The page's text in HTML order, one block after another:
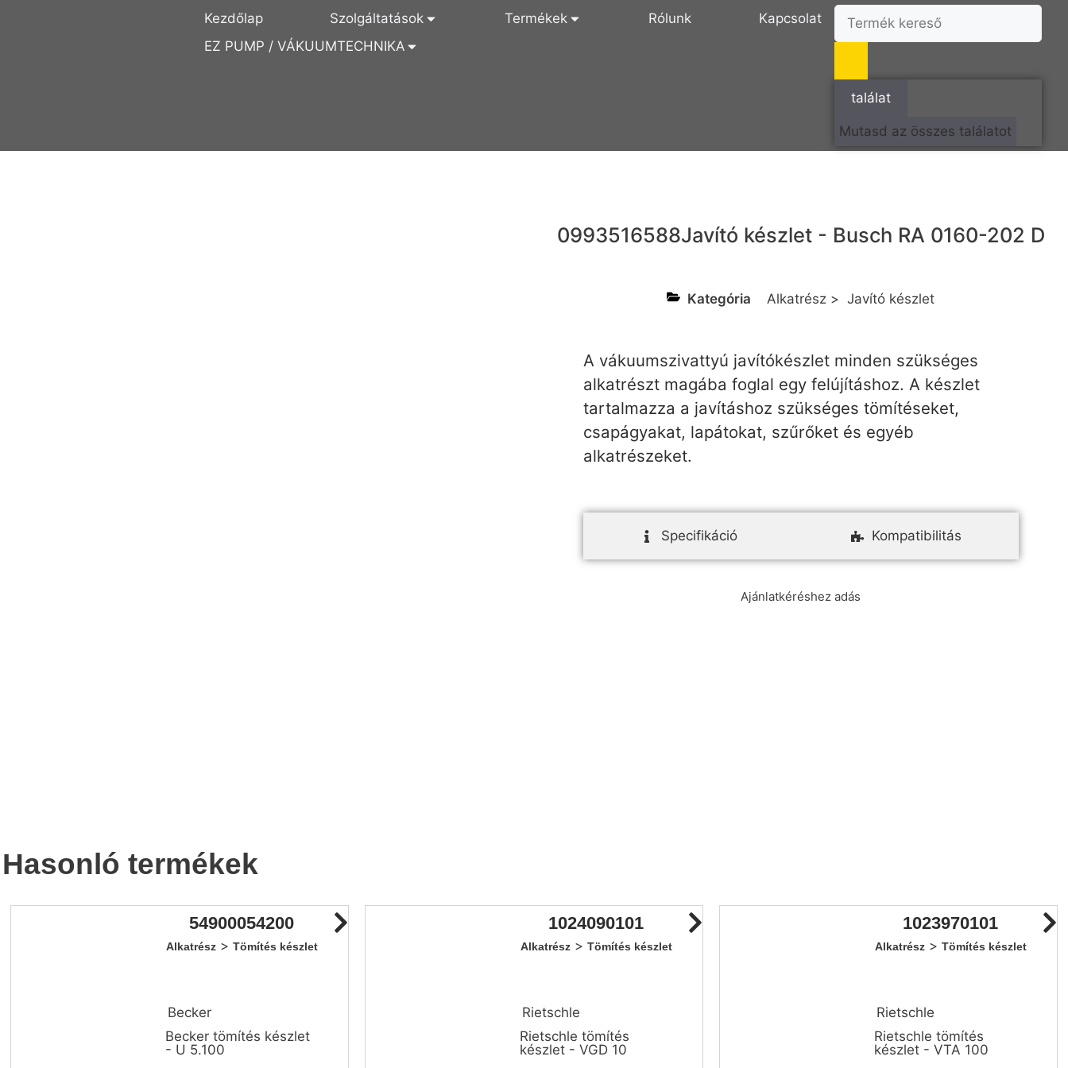
Kezdőlap Szolgáltatások Termékek Rólunk
Kapcsolat
EZ PUMP / VÁKUUMTECHNIKA
találat
Mutasd az összes találatot
0993516588Javító készlet - Busch RA 0160-202 D
Kategória Alkatrész > Javító készlet
A vákuumszivattyú javítókészlet minden szükséges
alkatrészt magába foglal egy felújításhoz. A készlet
tartalmazza a javításhoz szükséges tömítéseket,
csapágyakat, lapátokat, szűrőket és egyéb
alkatrészeket.
Specifikáció Kompatibilitás
Ajánlatkéréshez adás
Hasonló termékek
54900054200
Alkatrész> Tömítés készlet
Becker
Becker tömítés készlet
- U 5.100
1024090101
Alkatrész> Tömítés készlet
Rietschle
Rietschle tömítés
készlet - VGD 10
1023970101
Alkatrész> Tömítés készlet
Rietschle
Rietschle tömítés
készlet - VTA 100